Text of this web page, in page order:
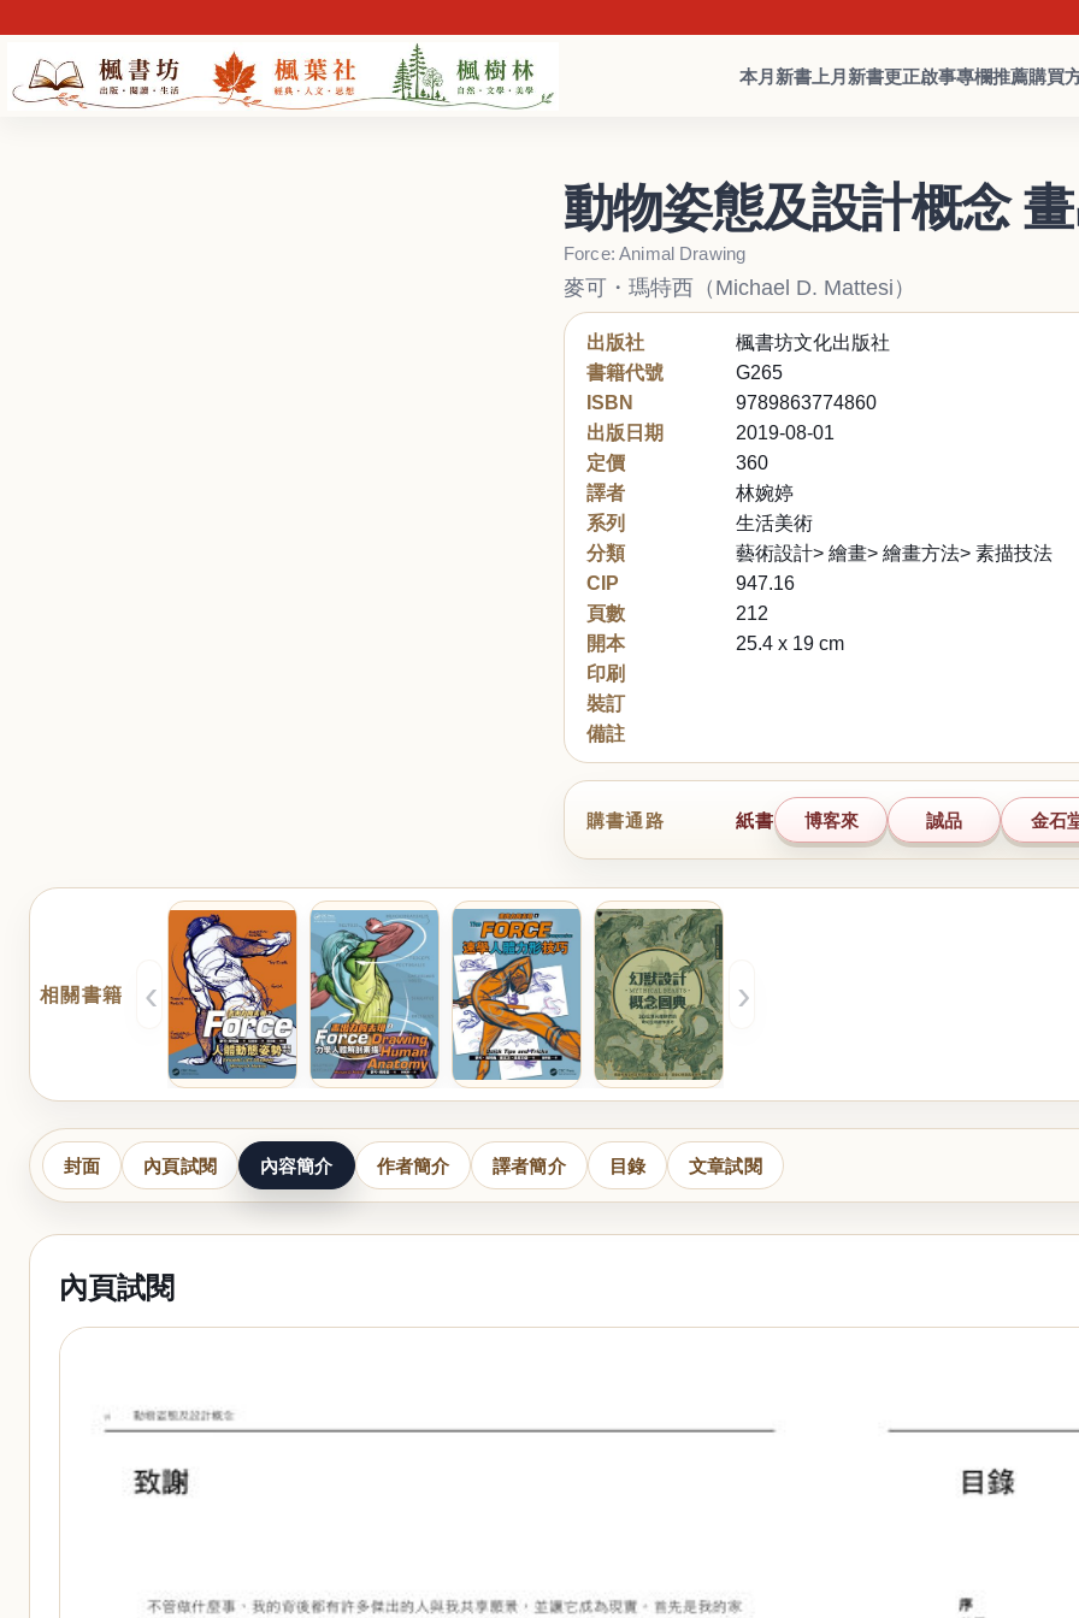
本月新書 上月新書更正啟事專欄推薦購買
動物姿態及設計概念
Force: Animal Drawing
麥可・瑪特西（Michael D. Mattesi）
出版社
楓書坊文化出版社
書籍代號
G265
ISBN
9789863774860
出版日期
2019-08-01
定價
360
譯者
林婉婷
系列
生活美術
分類
藝術設計> 繪畫> 繪畫方法> 素描技法
CIP
947.16
頁數
212
開本
25.4 x 19 cm
印刷
裝訂
備註
購書通路 紙書 博客來 誠品 金石
相關書籍 ‹ ›
封面 內頁試閱 內容簡介 作者簡介 譯者簡介 目錄 文章試閱
內頁試閱